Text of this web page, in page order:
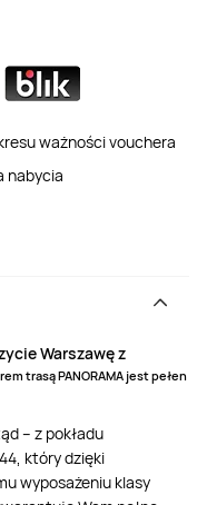
ciała
ważności vouchera
nabycia
Warszawę z
trasą PANORAMA jest pełen
– z pokładu
który dzięki
wyposażeniu klasy